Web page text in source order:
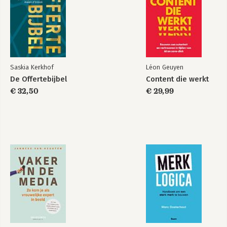
Saskia Kerkhof
De Offertebijbel
€ 32,50
Léon Geuyen
Content die werkt
€ 29,99